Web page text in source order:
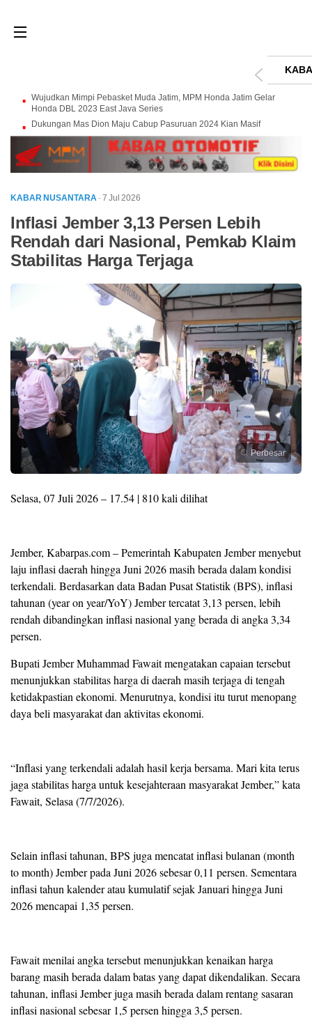
Wujudkan Mimpi Pebasket Muda Jatim, MPM Honda Jatim Gelar
Honda DBL 2023 East Java Series
Dukungan Mas Dion Maju Cabup Pasuruan 2024 Kian Masif
KABAR NUSANTARA · 7 Jul 2026
Inflasi Jember 3,13 Persen Lebih
Rendah dari Nasional, Pemkab Klaim
Stabilitas Harga Terjaga
Perbesar
Selasa, 07 Juli 2026 – 17.54 | 810 kali dilihat
Jember, Kabarpas.com – Pemerintah Kabupaten Jember menyebut
laju inflasi daerah hingga Juni 2026 masih berada dalam kondisi
terkendali. Berdasarkan data Badan Pusat Statistik (BPS), inflasi
tahunan (year on year/YoY) Jember tercatat 3,13 persen, lebih
rendah dibandingkan inflasi nasional yang berada di angka 3,34
persen.
Bupati Jember Muhammad Fawait mengatakan capaian tersebut
menunjukkan stabilitas harga di daerah masih terjaga di tengah
ketidakpastian ekonomi. Menurutnya, kondisi itu turut menopang
daya beli masyarakat dan aktivitas ekonomi.
“Inflasi yang terkendali adalah hasil kerja bersama. Mari kita terus
jaga stabilitas harga untuk kesejahteraan masyarakat Jember,” kata
Fawait, Selasa (7/7/2026).
Selain inflasi tahunan, BPS juga mencatat inflasi bulanan (month
to month) Jember pada Juni 2026 sebesar 0,11 persen. Sementara
inflasi tahun kalender atau kumulatif sejak Januari hingga Juni
2026 mencapai 1,35 persen.
Fawait menilai angka tersebut menunjukkan kenaikan harga
barang masih berada dalam batas yang dapat dikendalikan. Secara
tahunan, inflasi Jember juga masih berada dalam rentang sasaran
inflasi nasional sebesar 1,5 persen hingga 3,5 persen.